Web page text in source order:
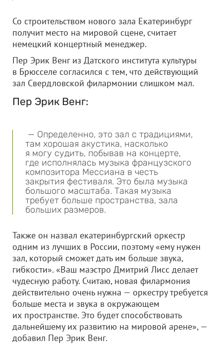
Со строительством нового зала Екатеринбург
получит место на мировой сцене, считает
немецкий концертный менеджер.
Пер Эрик Венг из Датского института культуры
в Брюсселе согласился с тем, что действующий
зал Свердловской филармонии слишком мал.
Пер Эрик Венг:
— Определенно, это зал с традициями,
там хорошая акустика, насколько
я могу судить, побывав на концерте,
где исполнялась музыка французского
композитора Мессиана в честь
закрытия фестиваля. Это была музыка
большого масштаба. Такая музыка
требует больше пространства, зала
больших размеров.
Также он назвал екатеринбургский оркестр
одним из лучших в России, поэтому «ему нужен
зал, который сможет дать им больше звука,
гибкости». «Ваш маэстро Дмитрий Лисс делает
чудесную работу. Считаю, новая филармония
действительно очень нужна — оркестру требуется
больше места и звука в окружающем
их пространстве. Это будет способствовать
дальнейшему их развитию на мировой арене», —
добавил Пер Эрик Венг.